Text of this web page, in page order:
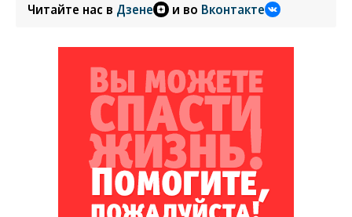
Читайте нас в Дзене и во Вконтакте